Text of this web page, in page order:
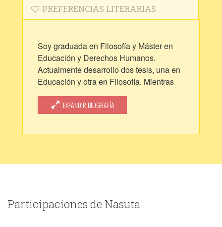
PREFERENCIAS LITERARIAS
Soy graduada en Filosofía y Máster en
Educación y Derechos Humanos.
Actualmente desarrollo dos tesis, una en
Educación y otra en Filosofía. Mientras
tanto trabajo de profesora interina en la
Universidad de Cádiz. Entre la escritura
de artículos intento buscar hueco para
EXPANDIR BIOGRAFÍA
Participaciones de Nasuta